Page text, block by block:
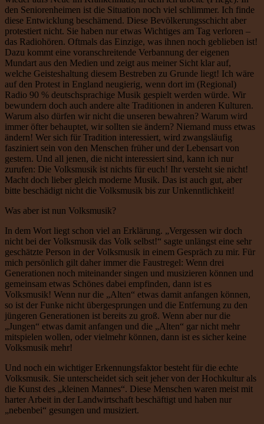
den Seniorenheimen ist die Situation noch viel schlimmer. Ich finde
diese Entwicklung beschämend. Diese Bevölkerungsschicht aber
protestiert nicht. Sie haben nur etwas Wichtiges am Tag verloren –
das Radiohören. Oftmals das Einzige, was ihnen noch geblieben ist!
Dazu kommt eine voranschreitende Verbannung der eigenen
Mundart aus den Medien und zeigt aus meiner Sicht klar auf,
welche Geisteshaltung diesem Bestreben zu Grunde liegt! Ich wäre
auf den Protest in England neugierig, wenn dort im (Regional)
Radio 90 % deutschsprachige Musik gespielt werden würde. Wir
bewundern doch auch andere alte Traditionen in anderen Kulturen.
Warum also dürfen wir nicht die unseren bewahren? Warum wird
immer öfter behauptet, wir sollten sie ändern? Niemand muss etwas
ändern! Wer sich für Tradition interessiert, wird zwangsläufig
fasziniert sein von den Menschen früher und der Lebensart von
gestern. Und all jenen, die nicht interessiert sind, kann ich nur
zurufen: Die Volksmusik ist nichts für euch! Ihr versteht sie nicht!
Macht doch lieber gleich moderne Musik. Das ist auch gut, aber
bitte beschädigt nicht die Volksmusik bis zur Unkenntlichkeit!
Was aber ist nun Volksmusik?
In dem Wort liegt schon viel an Erklärung. „Vergessen wir doch
nicht bei der Volksmusik das Volk selbst!“ sagte unlängst eine sehr
geschätzte Person in der Volksmusik in einem Gespräch zu mir. Für
mich persönlich gilt daher immer die Faustregel: Wenn drei
Generationen noch miteinander singen und musizieren können und
gemeinsam etwas Schönes dabei empfinden, dann ist es
Volksmusik! Wenn nur die „Alten“ etwas damit anfangen können,
so ist der Funke nicht übergesprungen und die Entfernung zu den
jüngeren Generationen ist bereits zu groß. Wenn aber nur die
„Jungen“ etwas damit anfangen und die „Alten“ gar nicht mehr
mitspielen wollen, oder vielmehr können, dann ist es sicher keine
Volksmusik mehr!
Und noch ein wichtiger Erkennungsfaktor besteht für die echte
Volksmusik. Sie unterscheidet sich seit jeher von der Hochkultur als
die Kunst des „kleinen Mannes“. Diese Menschen waren meist mit
harter Arbeit in der Landwirtschaft beschäftigt und haben nur
„nebenbei“ gesungen und musiziert.